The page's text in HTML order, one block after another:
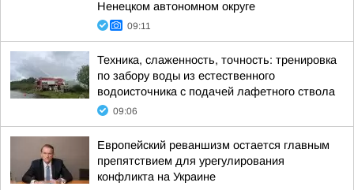
Ненецком автономном округе
09:11
Техника, слаженность, точность: тренировка
по забору воды из естественного
водоисточника с подачей лафетного ствола
09:06
Европейский реваншизм остается главным
препятствием для урегулирования
конфликта на Украине